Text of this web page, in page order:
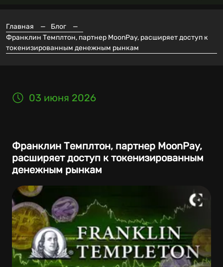
Главная — Блог
—
Франклин Темплтон, партнер MoonPay, расширяет доступ к
токенизированным денежным рынкам
03 июня 2026
Франклин Темплтон, партнер MoonPay,
расширяет доступ к токенизированным
денежным рынкам